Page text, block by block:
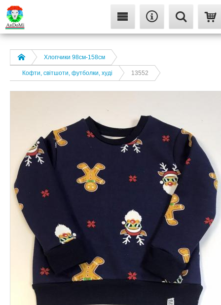
Хлопчики 98см-158см
Кофти, світшоти, футболки, худі 13552